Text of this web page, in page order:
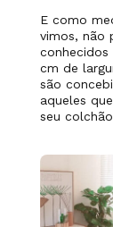
E como
vimos, não
conhecidos
cm de
são
aqueles
seu